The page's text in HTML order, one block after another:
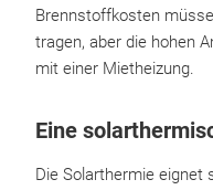
Brennstoffkosten
tragen, aber die hohen
mit einer Mietheizung.
Eine
Die Solarthermie eignet